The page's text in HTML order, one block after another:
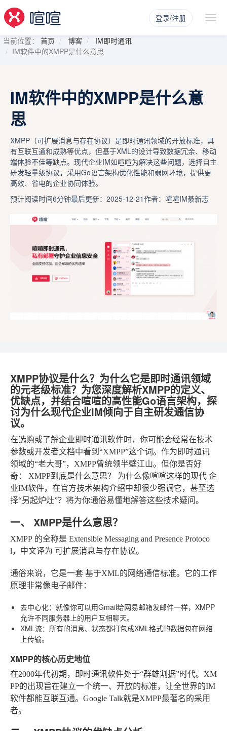
登录/注册
当前位置： 首页 博客
IM即时通讯
IM软件中的XMPP是什么意思
IM软件中的XMPP是什么意
思
XMPP（可扩展消息与存在协议）是即时通讯领域的开放标准，具
有互联互通和成熟等优点，但基于XML的设计导致数据冗余、移动
端体验不佳等缺点。现代企业IM如喧喧为解决这些问题，选择自主
研发轻量级协议，采用Go语言架构优化性能和弱网环境，提供更
高效、省电的企业协同体验。
预计阅读时间6分钟最后更新：2025-12-21作者：喧喧IM綦新志
XMPP协议是什么？为什么它是即时通讯领域
的元老级标准？为您深度解析XMPP的定义、
优缺点，并结合喧喧的高性能Go语言架构，探
讨为什么现代企业IM倾向于自主研发通信协
议。
在选购或了解企业即时通讯软件时，你可能会经常在技术
参数或开发者文档中看到“XMPP”这个词。作为即时通讯
领域的“老大哥”，XMPP曾统领半壁江山。但你是否好
奇： XMPP到底是什么意思？ 为什么像喧喧这样的现代 企
业IM软件，在官方技术架构介绍中却很少强调它，甚至选
择“另起炉灶”？将为你通俗易懂地解答这些技术疑问。
一、 XMPP是什么意思？
XMPP 的全称是 Extensible Messaging and Presence Protoco
l，中文译为 可扩展消息与存在协议。
通俗来说，它是一套 基于XML的网络通信标准。它的工作
原理非常像电子邮件：
去中心化：就像你可以用Gmail给网易邮箱发邮件一样，XMPP
允许不同服务器上的用户互相聊天。
XML流：所有的消息、状态都打包成XML格式的数据包在网络
上传输。
XMPP的核心历史地位
在2000年代初期，即时通讯软件处于“群雄割据”时代。XM
PP的出现旨在建立一个统一、开放的标准，让全世界的IM
软件都能互联互通。Google Talk就是XMPP最著名的采用
者。